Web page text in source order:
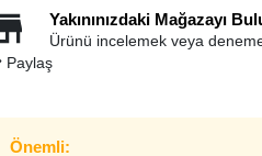
Yakınınızdaki Mağazayı
Ürünü incelemek veya
Paylaş
Önemli: